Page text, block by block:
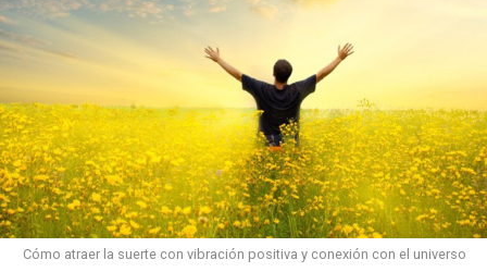
Cómo atraer la suerte con vibración positiva y conexión con el universo